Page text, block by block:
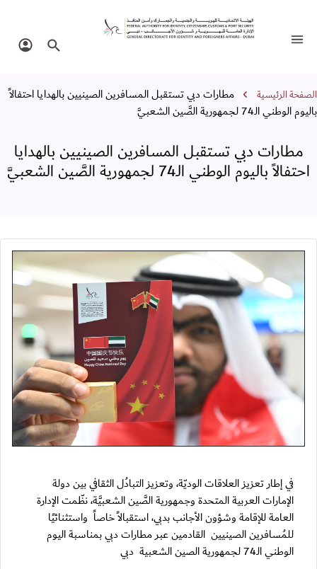
مطارات دبي تستقبل المسافرين الصينيين بالهدايا احتفالاً
تبديل التنقل البحث في
مسار التنقل
الصفحة الرئيسية
مطارات دبي تستقبل المسافرين الصينيين بالهدايا احتفالاً
باليوم الوطني الـ74 لجمهورية الصَّين الشعبيَّ
مطارات دبي تستقبل المسافرين الصينيين بالهدايا
احتفالاً باليوم الوطني الـ74 لجمهورية الصَّين الشعبيَّ
في إطار تعزيز العلاقات الوديّة، وتعزيز التبادُل الثقافي بين دولة
الإمارات العربية المتحدة وجمهورية الصَّين الشعبيَّة، نظّمت الإدارة
العامة للإقامة وشؤون الأجانب بدبي، استقبالاً خاصاً واستثنائيًا
للمُسافرين الصينيين القادمين عبر مطارات دبي بمناسبة اليوم
الوطني الـ74 لجمهورية الصين الشعبية دبي